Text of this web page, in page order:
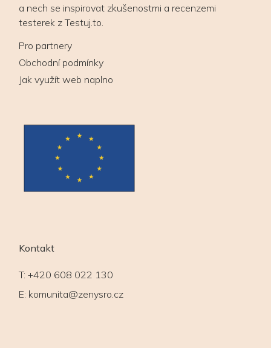
a nech se inspirovat zkušenostmi a recenzemi
testerek z Testuj.to.
Pro partnery
Obchodní podmínky
Jak využít web naplno
Kontakt
T: +420 608 022 130
E: komunita@zenysro.cz